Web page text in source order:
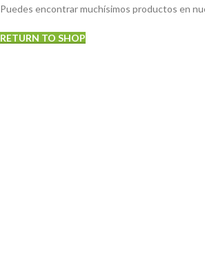
Puedes encontrar muchísimos productos en
RETURN TO SHOP